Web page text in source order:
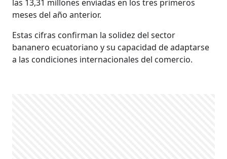
las 13,31 millones enviadas en los tres primeros
meses del año anterior.
Estas cifras confirman la solidez del sector
bananero ecuatoriano y su capacidad de adaptarse
a las condiciones internacionales del comercio.